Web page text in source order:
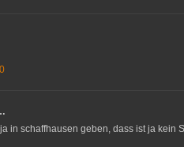
in schaffhausen geben, dass ist ja kein